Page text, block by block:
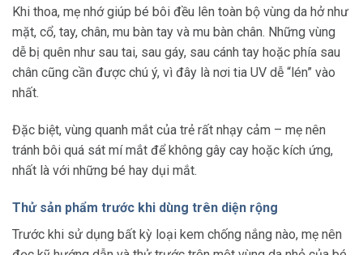
Khi thoa, mẹ nhớ giúp bé bôi đều lên toàn bộ vùng da hở như
mặt, cổ, tay, chân, mu bàn tay và mu bàn chân. Những vùng
dễ bị quên như sau tai, sau gáy, sau cánh tay hoặc phía sau
chân cũng cần được chú ý, vì đây là nơi tia UV dễ “lén” vào
nhất.
Đặc biệt, vùng quanh mắt của trẻ rất nhạy cảm – mẹ nên
tránh bôi quá sát mí mắt để không gây cay hoặc kích ứng,
nhất là với những bé hay dụi mắt.
Thử sản phẩm trước khi dùng trên diện rộng
Trước khi sử dụng bất kỳ loại kem chống nắng nào, mẹ nên